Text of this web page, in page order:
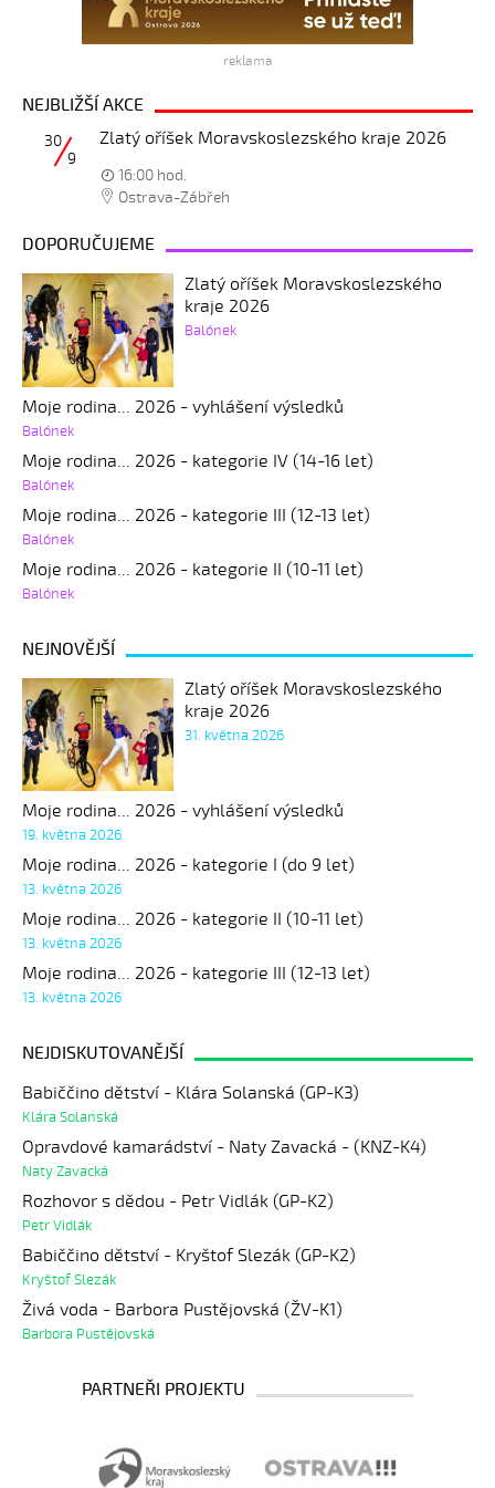
reklama
NEJBLIŽŠÍ AKCE
Zlatý oříšek Moravskoslezského kraje 2026
30
9
16:00 hod.
Ostrava-Zábřeh
DOPORUČUJEME
Zlatý oříšek Moravskoslezského
kraje 2026
Balónek
Moje rodina... 2026 - vyhlášení výsledků
Balónek
Moje rodina... 2026 - kategorie IV (14-16 let)
Balónek
Moje rodina... 2026 - kategorie III (12-13 let)
Balónek
Moje rodina... 2026 - kategorie II (10-11 let)
Balónek
NEJNOVĚJŠÍ
Zlatý oříšek Moravskoslezského
kraje 2026
31. května 2026
Moje rodina... 2026 - vyhlášení výsledků
19. května 2026
Moje rodina... 2026 - kategorie I (do 9 let)
13. května 2026
Moje rodina... 2026 - kategorie II (10-11 let)
13. května 2026
Moje rodina... 2026 - kategorie III (12-13 let)
13. května 2026
NEJDISKUTOVANĚJŠÍ
Babiččino dětství - Klára Solanská (GP-K3)
Klára Solanská
Opravdové kamarádství - Naty Zavacká - (KNZ-K4)
Naty Zavacká
Rozhovor s dědou - Petr Vidlák (GP-K2)
Petr Vidlák
Babiččino dětství - Kryštof Slezák (GP-K2)
Kryštof Slezák
Živá voda - Barbora Pustějovská (ŽV-K1)
Barbora Pustějovská
PARTNEŘI PROJEKTU